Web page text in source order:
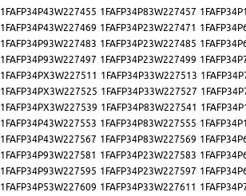
1FAFP34P43W227455 1FAFP34P83W227457
1FAFP34P43W227469 1FAFP34P23W227471
1FAFP34P93W227483 1FAFP34P23W227485
1FAFP34P93W227497 1FAFP34P23W227499
1FAFP34PX3W227511 1FAFP34P33W227513
1FAFP34PX3W227525 1FAFP34P33W227527
1FAFP34PX3W227539 1FAFP34P83W227541
1FAFP34P43W227553 1FAFP34P83W227555
1FAFP34P43W227567 1FAFP34P83W227569
1FAFP34P93W227581 1FAFP34P23W227583
1FAFP34P93W227595 1FAFP34P23W227597
1FAFP34P53W227609 1FAFP34P33W227611